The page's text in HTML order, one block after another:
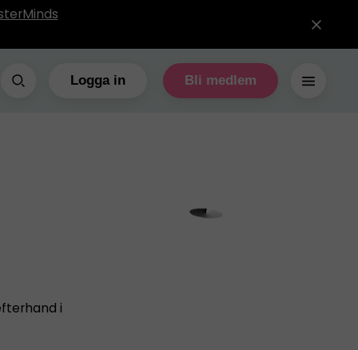
Logga in Bli medlem
i